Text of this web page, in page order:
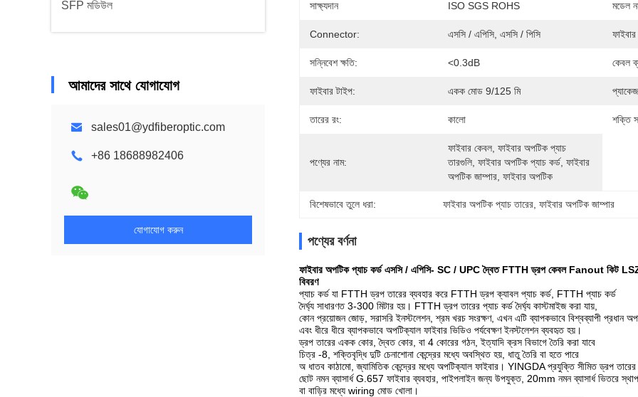
SFP মডিউল
আমাদের সাথে যোগাযোগ
sales01@ydfiberoptic.com
+86 18688982406
যোগাযোগ করুন
সাক্ষ্যদান ISO SGS ROHS মডেল
Connector: এসসি / এপিসি, এসসি / পিসি
সন্নিবেশ ক্ষতি: <0.3dB কেবল
ফাইবার টাইপ: একক মোড 9/125 মি
তারের রং: কালো শক্তি
পণ্যের নাম:
ফাইবার কেবল, ফাইবার অপটিক প্যাচ
তারগুলি, ফাইবার অপটিক প্যাচ কর্ড, ফাইবার
অপটিক জাম্পার, ফাইবার অপটিক
বিশেষভাবে তুলে ধরা: ফাইবার অপটিক প্যাচ তারের , ফাইবার অপটিক জাম্পার
পণ্যের বর্ণনা
ফাইবার অপটিক প্যাচ কর্ড এসসি / এপিসি- SC / UPC দ্বৈত FTTH ড্রপ কেবল Fanout কিট
বিবরণ
প্যাচ কর্ড যা FTTH ড্রপ তারের ব্যবহার করে FTTH ড্রপ ক্যাবল প্যাচ কর্ড, FTTH প্যাচ কর্ড
দৈর্ঘ্য সাধারণত 3-300 মিটার হয়। FTTH ড্রপ তারের প্যাচ কর্ড দৈর্ঘ্য কাস্টমাইজ করা যায়,
কোন প্রয়োজন জোড়, সরাসরি ইনস্টলেশন, শ্রম খরচ সংরক্ষণ, এখন এটি ব্যাপকভাবে বিশ্বব্যাপী প্রধান
এবং ধীরে ধীরে ব্যাপকভাবে অপটিক্যাল ফাইবার ভিডিও পর্যবেক্ষণ ইনস্টলেশন ব্যবহৃত হয়।
ড্রপ তারের একক কোর, দ্বৈত কোর, বা 4 কোরের গঠন, ইত্যাদি ক্রস বিভাগে তৈরি করা যাবে
চিত্র -8, শক্তিবৃদ্ধি দুটি চেনাশোনা কেন্দ্রের মধ্যে অবস্থিত হয়, ধাতু তৈরি বা হতে পারে
অ ধাতব কাঠামো, জ্যামিতিক কেন্দ্রের মধ্যে অপটিক্যাল ফাইবার। YINGDA প্রযুক্তি সীমিত ড্রপ তারের
ছোট নমন ব্যাসার্ধ G.657 ফাইবার ব্যবহার, পাইপলাইন জন্য উপযুক্ত, 20mm নমন ব্যাসার্ধ ভিতরে
বা বাড়ির মধ্যে wiring মোড খোলা।